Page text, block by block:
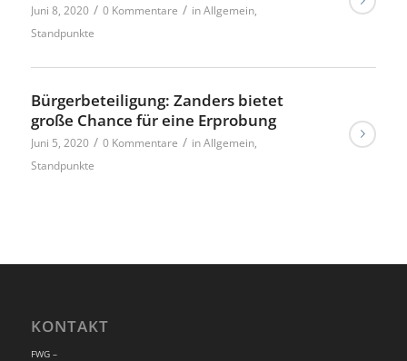
Juni 8, 2020 / 0 Kommentare / inAllgemein,
Standpunkte
Bürgerbeteiligung: Zanders bietet
große Chance für eine Erprobung
Juni 5, 2020 / 0 Kommentare / inAllgemein,
Standpunkte
KONTAKT
FWG –